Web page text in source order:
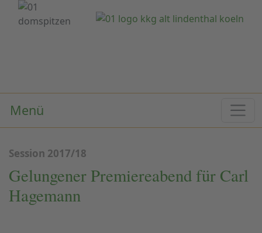
Menü
Session 2017/18
Gelungener Premiereabend für Carl
Hagemann